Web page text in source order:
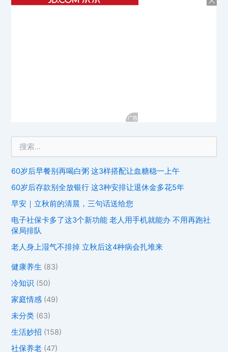
60岁后早餐别再喝白粥 这3样搭配让血糖稳一上午
60岁后存款别全放银行 这3种安排让退休金多花5年
早安｜立秋前的清晨，三句话送给您
电子社保卡多了这3个新功能 老人用手机就能办 不用再跑社
保局排队
老人身上湿气不排掉 立秋后这4种病会扎堆来
健康养生 (83)
冷知识 (50)
家庭情感 (49)
未分类 (63)
生活妙招 (158)
社保养老 (47)